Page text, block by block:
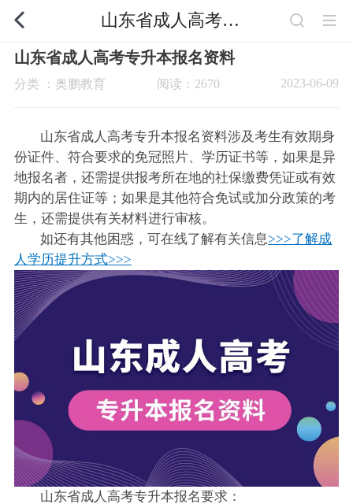
山东省成人高考专升本报名资料
山东省成人高考专升本报名资料
分类 ：奥鹏教育 2023-06-09
阅读：2670
山东省成人高考专升本报名资料涉及考生有效期身
份证件、符合要求的免冠照片、学历证书等，如果是异
地报名者，还需提供报考所在地的社保缴费凭证或有效
期内的居住证等；如果是其他符合免试或加分政策的考
生，还需提供有关材料进行审核。
如还有其他困惑，可在线了解有关信息>>>了解成
人学历提升方式>>>
山东省成人高考专升本报名要求：